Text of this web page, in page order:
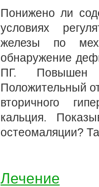
Понижено ли
условиях
железы по
обнаружение
ПГ. Повышен
Положительный
вторичного
кальция.
остеомаляции?
Лечение